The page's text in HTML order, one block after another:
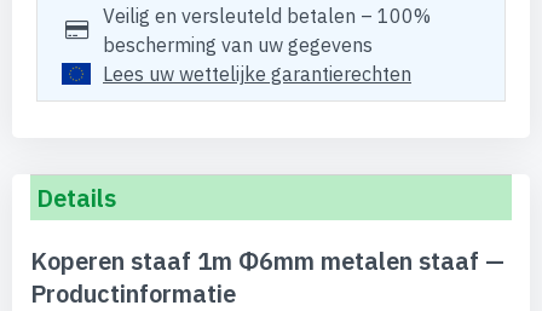
Veilig en versleuteld betalen – 100%
bescherming van uw gegevens
Lees uw wettelijke garantierechten
Details
Koperen staaf 1m Φ6mm metalen staaf —
Productinformatie